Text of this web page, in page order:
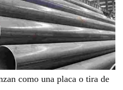
como una placa o tira de